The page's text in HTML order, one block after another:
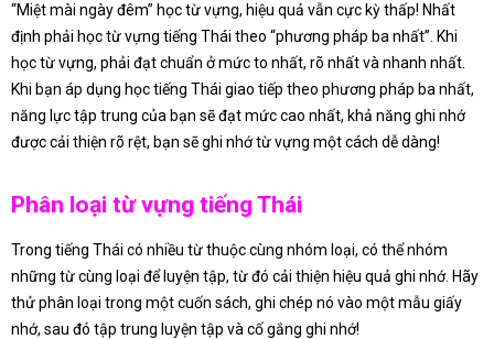
“Miệt mài ngày đêm” học từ vựng, hiệu quả vẫn cực kỳ thấp! Nhất
định phải học từ vựng tiếng Thái theo “phương pháp ba nhất”. Khi
học từ vựng, phải đạt chuẩn ở mức to nhất, rõ nhất và nhanh nhất.
Khi bạn áp dụng học tiếng Thái giao tiếp theo phương pháp ba nhất,
năng lực tập trung của bạn sẽ đạt mức cao nhất, khả năng ghi nhớ
được cải thiện rõ rệt, bạn sẽ ghi nhớ từ vựng một cách dễ dàng!
Phân loại từ vựng tiếng Thái
Trong tiếng Thái có nhiều từ thuộc cùng nhóm loại, có thể nhóm
những từ cùng loại để luyện tập, từ đó cải thiện hiệu quả ghi nhớ. Hãy
thử phân loại trong một cuốn sách, ghi chép nó vào một mẫu giấy
nhớ, sau đó tập trung luyện tập và cố gắng ghi nhớ!